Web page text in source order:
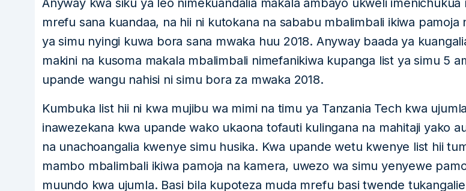
mrefu sana kuandaa, na hii ni kutokana na sababu mbalimbali ikiwa pamoja
ya simu nyingi kuwa bora sana mwaka huu 2018. Anyway baada ya
makini na kusoma makala mbalimbali nimefanikiwa kupanga list ya simu 5
upande wangu nahisi ni simu bora za mwaka 2018.
Kumbuka list hii ni kwa mujibu wa mimi na timu ya Tanzania Tech kwa
inawezekana kwa upande wako ukaona tofauti kulingana na mahitaji yako
na unachoangalia kwenye simu husika. Kwa upande wetu kwenye list hii
mambo mbalimbali ikiwa pamoja na kamera, uwezo wa simu yenyewe
muundo kwa ujumla. Basi bila kupoteza muda mrefu basi twende